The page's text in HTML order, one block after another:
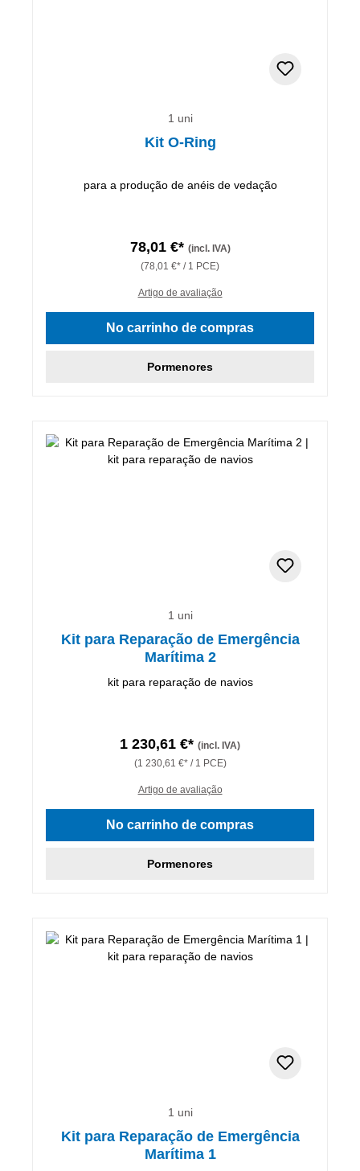
1 uni
Kit O-Ring
para a produção de anéis de vedação
78,01 €* (incl. IVA)
(78,01 €* / 1 PCE)
Artigo de avaliação
No carrinho de compras
Pormenores
1 uni
Kit para Reparação de Emergência
Marítima 2
kit para reparação de navios
1 230,61 €* (incl. IVA)
(1 230,61 €* / 1 PCE)
Artigo de avaliação
No carrinho de compras
Pormenores
1 uni
Kit para Reparação de Emergência
Marítima 1